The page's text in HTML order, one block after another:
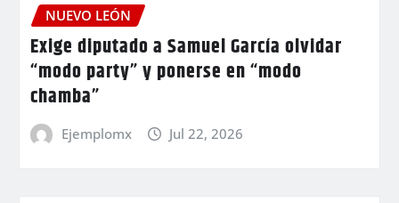
NUEVO LEÓN
Exige diputado a Samuel García olvidar
“modo party” y ponerse en “modo
chamba”
Ejemplomx Jul 22, 2026